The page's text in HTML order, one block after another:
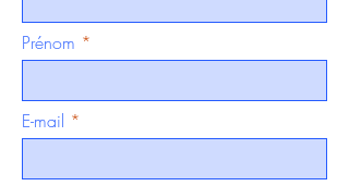
Prénom
E-mail